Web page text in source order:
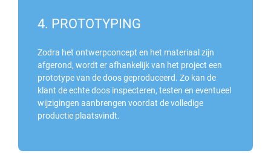
4. PROTOTYPING
Zodra het ontwerpconcept en het materiaal zijn
afgerond, wordt er afhankelijk van het project een
prototype van de doos geproduceerd. Zo kan de
klant de echte doos inspecteren, testen en eventueel
wijzigingen aanbrengen voordat de volledige
productie plaatsvindt.